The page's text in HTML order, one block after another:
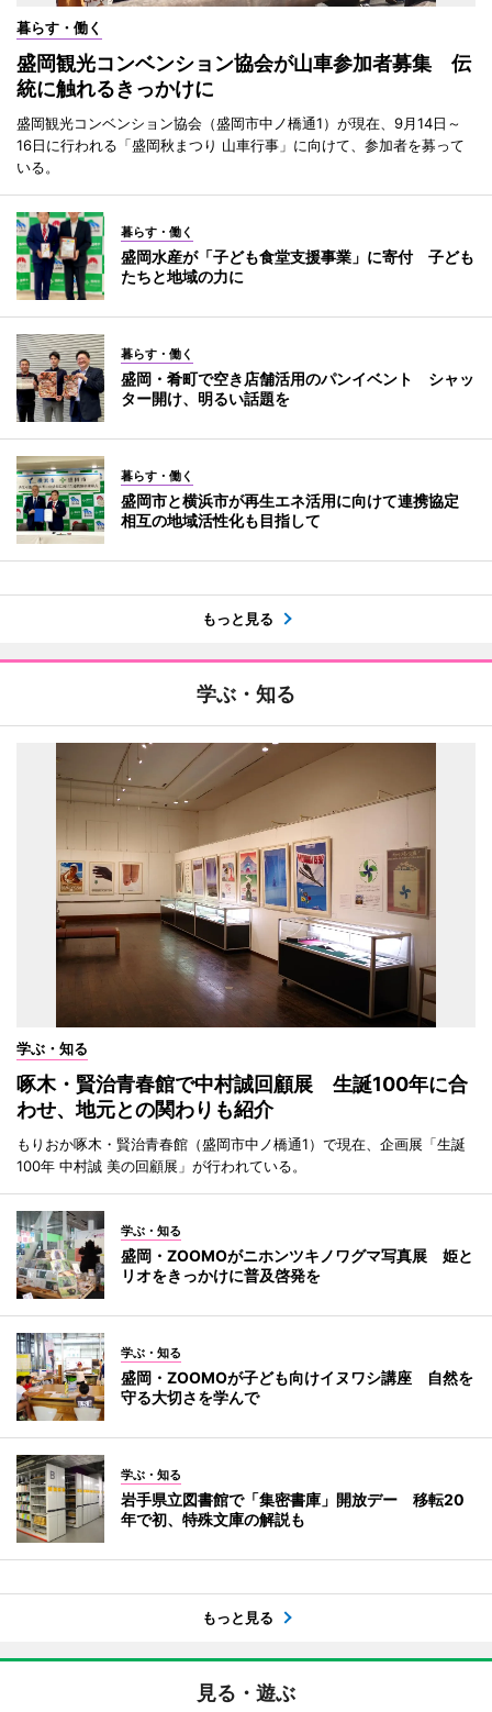
暮らす・働く
盛岡観光コンベンション協会が山車参加者募集 伝
統に触れるきっかけに
盛岡観光コンベンション協会（盛岡市中ノ橋通1）が現在、9月14日～
16日に行われる「盛岡秋まつり 山車行事」に向けて、参加者を募って
いる。
暮らす・働く
盛岡水産が「子ども食堂支援事業」に寄付 子ども
たちと地域の力に
暮らす・働く
盛岡・肴町で空き店舗活用のパンイベント シャッ
ター開け、明るい話題を
暮らす・働く
盛岡市と横浜市が再生エネ活用に向けて連携協定
相互の地域活性化も目指して
もっと見る
学ぶ・知る
学ぶ・知る
啄木・賢治青春館で中村誠回顧展 生誕100年に合
わせ、地元との関わりも紹介
もりおか啄木・賢治青春館（盛岡市中ノ橋通1）で現在、企画展「生誕
100年 中村誠 美の回顧展」が行われている。
学ぶ・知る
盛岡・ZOOMOがニホンツキノワグマ写真展 姫と
リオをきっかけに普及啓発を
学ぶ・知る
盛岡・ZOOMOが子ども向けイヌワシ講座 自然を
守る大切さを学んで
学ぶ・知る
岩手県立図書館で「集密書庫」開放デー 移転20
年で初、特殊文庫の解説も
もっと見る
見る・遊ぶ